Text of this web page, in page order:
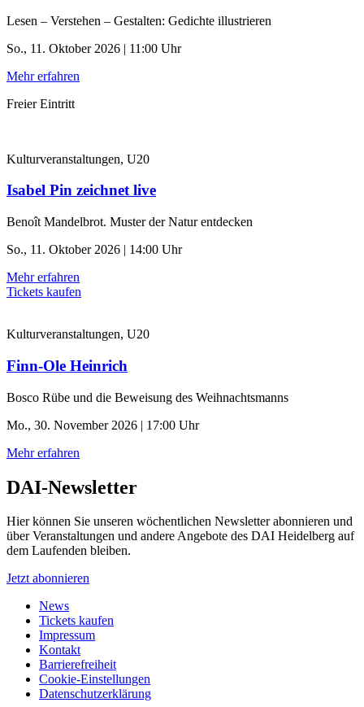
Lesen – Verstehen – Gestalten: Gedichte illustrieren
So., 11. Oktober 2026 | 11:00 Uhr
Mehr erfahren
Freier Eintritt
Kulturveranstaltungen, U20
Isabel Pin zeichnet live
Benoît Mandelbrot. Muster der Natur entdecken
So., 11. Oktober 2026 | 14:00 Uhr
Mehr erfahren
Tickets kaufen
Kulturveranstaltungen, U20
Finn-Ole Heinrich
Bosco Rübe und die Beweisung des Weihnachtsmanns
Mo., 30. November 2026 | 17:00 Uhr
Mehr erfahren
DAI-Newsletter
Hier können Sie unseren wöchentlichen Newsletter abonnieren und
über Veranstaltungen und andere Angebote des DAI Heidelberg auf
dem Laufenden bleiben.
Jetzt abonnieren
News
Tickets kaufen
Impressum
Kontakt
Barrierefreiheit
Cookie-Einstellungen
Datenschutzerklärung